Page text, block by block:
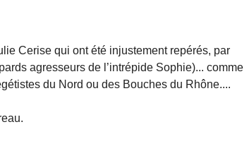
Cerise qui ont été injustement repérés, par
agresseurs de l’intrépide Sophie)... comme
du Nord ou des Bouches du Rhône....